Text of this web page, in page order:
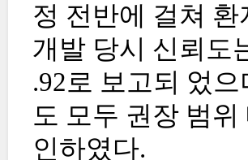
정 전반에 걸쳐
개발 당시 신뢰도
.92로 보고되 었
도 모두 권장 범
인하였다.